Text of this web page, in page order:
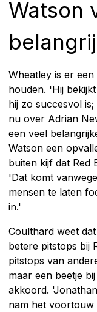
Watson
Wheatley is er
houden. 'Hij
hij zo succesvol
nu over Adrian
een veel
Watson een
buiten kijf dat Red
'Dat komt
mensen te laten
in.'
Coulthard weet
betere pitstops bij
pitstops van
maar een beetje
akkoord.
nam het voortouw